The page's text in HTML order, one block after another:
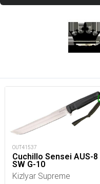
OUT41537
Cuchillo Sensei AUS-8
SW G-10
Kizlyar Supreme